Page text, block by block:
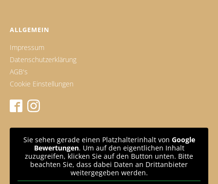
ALLGEMEIN
Impressum
Datenschutzerklärung
AGB's
Cookie Einstellungen
Sie sehen gerade einen Platzhalterinhalt von Google
Bewertungen. Um auf den eigentlichen Inhalt
zuzugreifen, klicken Sie auf den Button unten. Bitte
beachten Sie, dass dabei Daten an Drittanbieter
weitergegeben werden.